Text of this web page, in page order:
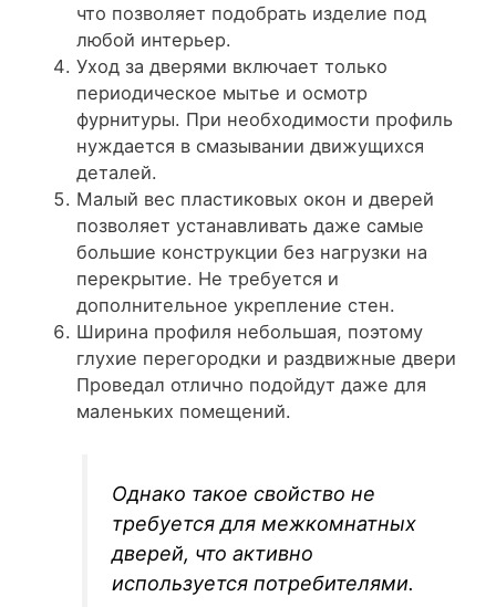
что позволяет подобрать изделие под
любой интерьер.
Уход за дверями включает только
периодическое мытье и осмотр
фурнитуры. При необходимости профиль
нуждается в смазывании движущихся
деталей.
Малый вес пластиковых окон и дверей
позволяет устанавливать даже самые
большие конструкции без нагрузки на
перекрытие. Не требуется и
дополнительное укрепление стен.
Ширина профиля небольшая, поэтому
глухие перегородки и раздвижные двери
Проведал отлично подойдут даже для
маленьких помещений.
Однако такое свойство не
требуется для межкомнатных
дверей, что активно
используется потребителями.